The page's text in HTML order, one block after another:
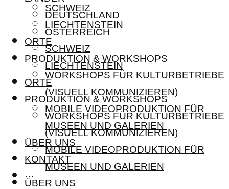
SCHWEIZ
LIECHTENSTEIN
ORTE
PRODUKTION & WORKSHOPS
WORKSHOPS FÜR KULTURBETRIEBE
(VISUELL KOMMUNIZIEREN)
MOBILE VIDEOPRODUKTION FÜR
MUSEEN UND GALERIEN
ÜBER UNS
KONTAKT
···
DEUTSCHLAND
ÖSTERREICH
SCHWEIZ
LIECHTENSTEIN
ORTE
PRODUKTION & WORKSHOPS
WORKSHOPS FÜR KULTURBETRIEBE
(VISUELL KOMMUNIZIEREN)
MOBILE VIDEOPRODUKTION FÜR
MUSEEN UND GALERIEN
ÜBER UNS